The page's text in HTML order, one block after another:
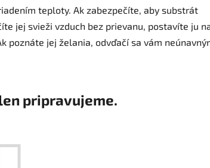
teploty. Ak zabezpečíte, aby substrát
jej svieži vzduch bez prievanu, postavíte ju
poznáte jej želania, odvďačí sa vám
pripravujeme.